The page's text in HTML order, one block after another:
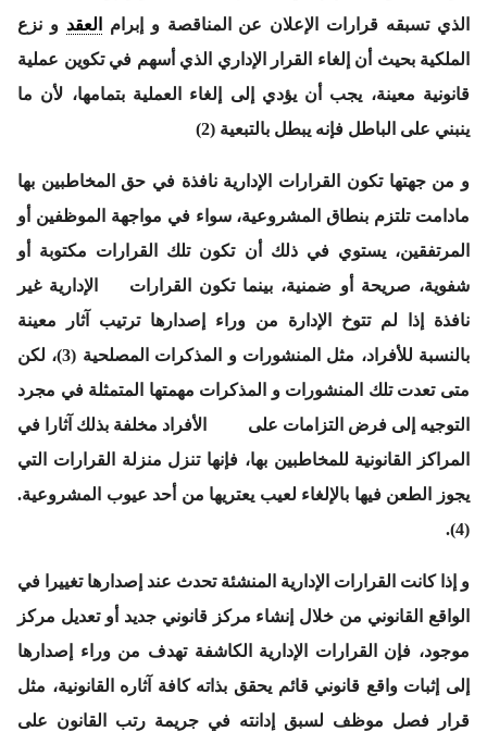
الذي تسبقه قرارات الإعلان عن المناقصة و إبرام
العقد و نزع
الملكية بحيث أن إلغاء القرار الإداري الذي أسهم في تكوين عملية
قانونية معينة، يجب أن يؤدي إلى إلغاء العملية بتمامها، لأن ما
ينبني على الباطل فإنه يبطل بالتبعية (2)
و من جهتها تكون القرارات الإدارية نافذة في حق المخاطبين بها
مادامت تلتزم بنطاق المشروعية، سواء في مواجهة الموظفين أو
المرتفقين، يستوي في ذلك أن تكون تلك القرارات مكتوبة أو
شفوية، صريحة أو ضمنية، بينما تكون القرارات الإدارية غير
نافذة إذا لم تتوخ الإدارة من وراء إصدارها ترتيب آثار معينة
بالنسبة للأفراد، مثل المنشورات و المذكرات المصلحية (3)، لكن
متى تعدت تلك المنشورات و المذكرات مهمتها المتمثلة في مجرد
التوجيه إلى فرض التزامات على الأفراد مخلفة بذلك آثارا في
المراكز القانونية للمخاطبين بها، فإنها تنزل منزلة القرارات التي
يجوز الطعن فيها بالإلغاء لعيب يعتريها من أحد عيوب المشروعية.
(4).
و إذا كانت القرارات الإدارية المنشئة تحدث عند إصدارها تغييرا في
الواقع القانوني من خلال إنشاء مركز قانوني جديد أو تعديل مركز
موجود، فإن القرارات الإدارية الكاشفة تهدف من وراء إصدارها
إلى إثبات واقع قانوني قائم يحقق بذاته كافة آثاره القانونية، مثل
قرار فصل موظف لسبق إدانته في جريمة رتب القانون على